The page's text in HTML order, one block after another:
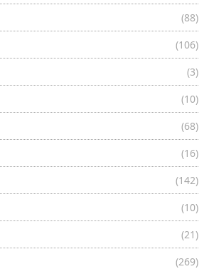
(88)
(106)
(3)
(10)
(68)
(16)
(142)
(10)
(21)
(269)